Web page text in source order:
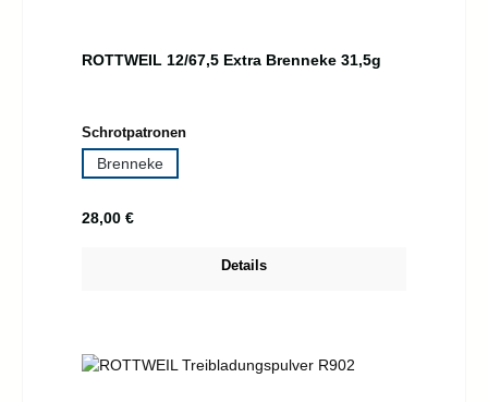
ROTTWEIL 12/67,5 Extra Brenneke 31,5g
Schrotpatronenauswählen
Brenneke
Regulärer Preis:
28,00 €
Details